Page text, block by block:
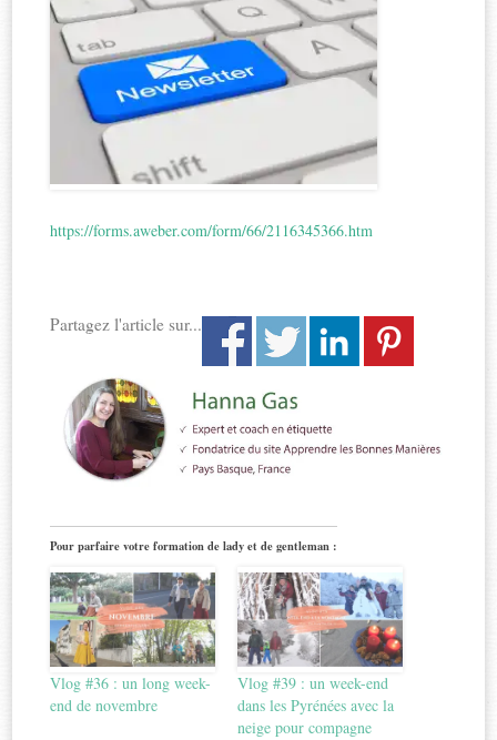
https://forms.aweber.com/form/66/2116345366.htm
Partagez l'article sur...
Pour parfaire votre formation de lady et de gentleman :
Vlog #36 : un long week-
end de novembre
Vlog #39 : un week-end
dans les Pyrénées avec la
neige pour compagne